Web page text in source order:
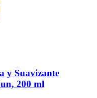
y Suavizante
200 ml